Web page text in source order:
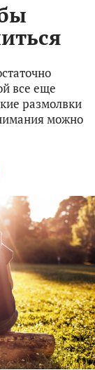
все еще
размолвки
можно